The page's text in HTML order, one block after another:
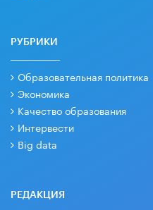
РУБРИКИ
Образовательная политика
Экономика
Качество образования
Интервести
Big data
РЕДАКЦИЯ